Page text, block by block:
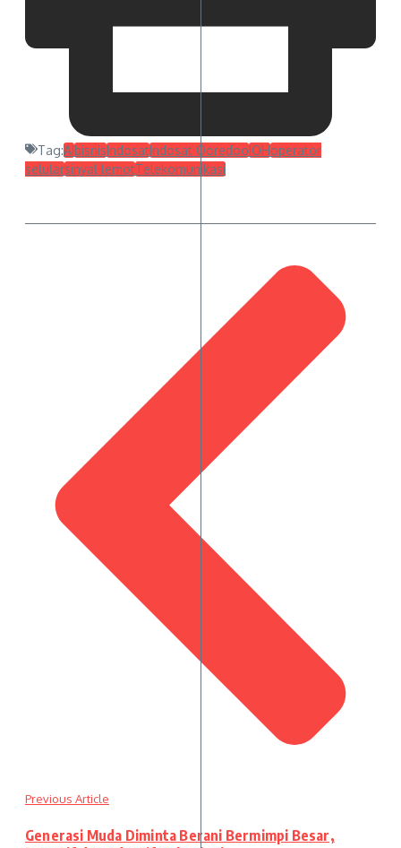
Tag:AIbisnisIndosatIndosat OoredooIOHoperator
selularsinyal lemotTelekomunikasi
Previous Article
Generasi Muda Diminta Berani Bermimpi Besar,